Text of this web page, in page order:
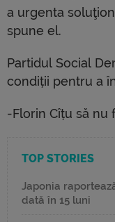
a urgenta
spune el.
Partidul Social
condiții pentru a
-Florin Cîțu să nu
TOP STORIES
Japonia
dată în 15 luni